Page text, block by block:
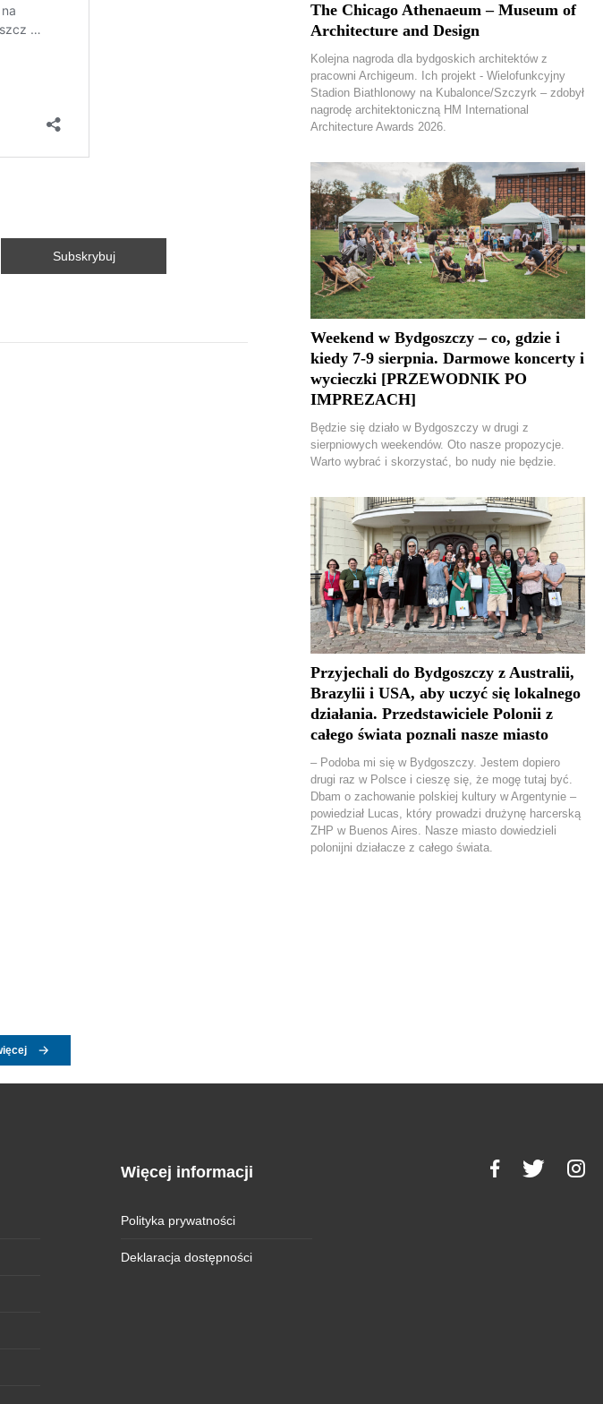
The Chicago Athenaeum – Museum of
Architecture and Design
Kolejna nagroda dla bydgoskich architektów z
pracowni Archigeum. Ich projekt - Wielofunkcyjny
Stadion Biathlonowy na Kubalonce/Szczyrk – zdobył
nagrodę architektoniczną HM International
Architecture Awards 2026.
Weekend w Bydgoszczy – co, gdzie i
kiedy 7-9 sierpnia. Darmowe koncerty i
wycieczki [PRZEWODNIK PO
IMPREZACH]
Będzie się działo w Bydgoszczy w drugi z
sierpniowych weekendów. Oto nasze propozycje.
Warto wybrać i skorzystać, bo nudy nie będzie.
Przyjechali do Bydgoszczy z Australii,
Brazylii i USA, aby uczyć się lokalnego
działania. Przedstawiciele Polonii z
całego świata poznali nasze miasto
– Podoba mi się w Bydgoszczy. Jestem dopiero
drugi raz w Polsce i cieszę się, że mogę tutaj być.
Dbam o zachowanie polskiej kultury w Argentynie –
powiedział Lucas, który prowadzi drużynę harcerską
ZHP w Buenos Aires. Nasze miasto dowiedzieli
polonijni działacze z całego świata.
Więcej informacji
Polityka prywatności
Deklaracja dostępności